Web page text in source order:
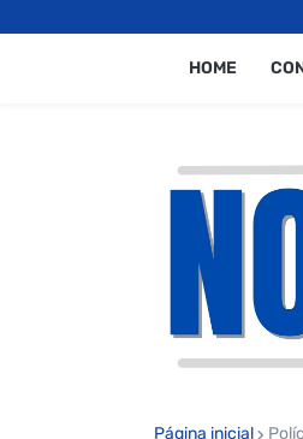
HOME
Página inicial